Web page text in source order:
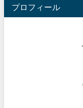
プロフィール